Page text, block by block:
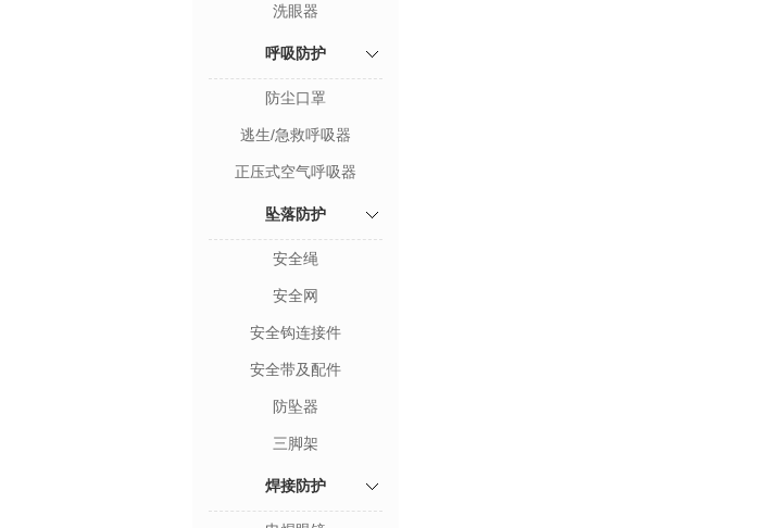
洗眼器
呼吸防护
防尘口罩
逃生/急救呼吸器
正压式空气呼吸器
坠落防护
安全绳
安全网
安全钩连接件
安全带及配件
防坠器
三脚架
焊接防护